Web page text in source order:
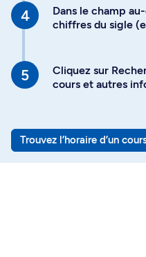
Dans le champ
chiffres du sigle
Cliquez sur
cours et autres
Trouvez l’horaire d’un